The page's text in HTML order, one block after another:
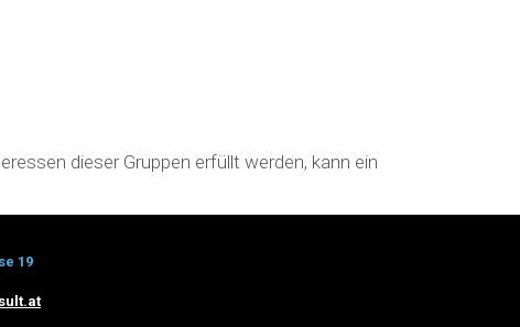
dieser Gruppen erfüllt werden, kann ein
19